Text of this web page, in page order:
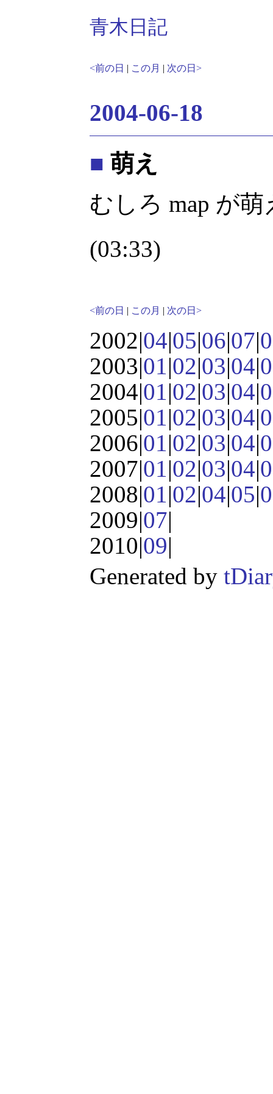
青木日記
<前の日 | この月 | 次の日>
2004-06-18
■ 萌え
むしろ map が萌
(03:33)
<前の日 | この月 | 次の日>
2002|04|05|06|07|
2003|01|02|03|04|
2004|01|02|03|04|
2005|01|02|03|04|
2006|01|02|03|04|
2007|01|02|03|04|
2008|01|02|04|05|
2009|07|
2010|09|
Generated by